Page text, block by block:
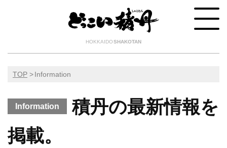
HOKKAIDOSHAKOTAN
TOP Information
Information
積丹の最新情報を
掲載。